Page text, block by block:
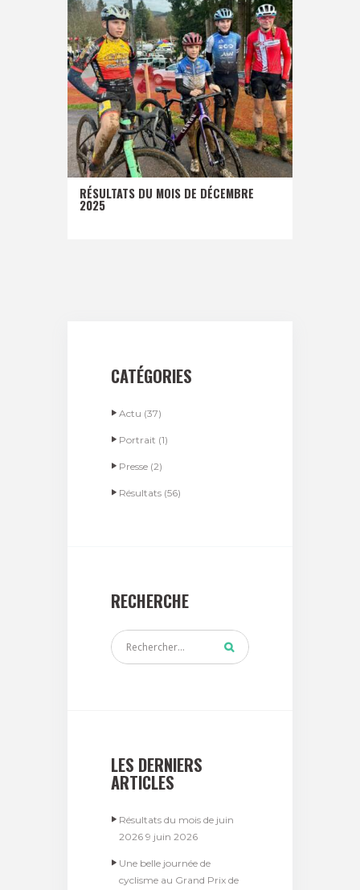
RÉSULTATS DU MOIS DE DÉCEMBRE
2025
CATÉGORIES
Actu (37)
Portrait (1)
Presse(2)
Résultats(56)
RECHERCHE
LES DERNIERS
ARTICLES
Résultats du mois de juin
2026 9 juin 2026
Une belle journée de
cyclisme au Grand Prix de